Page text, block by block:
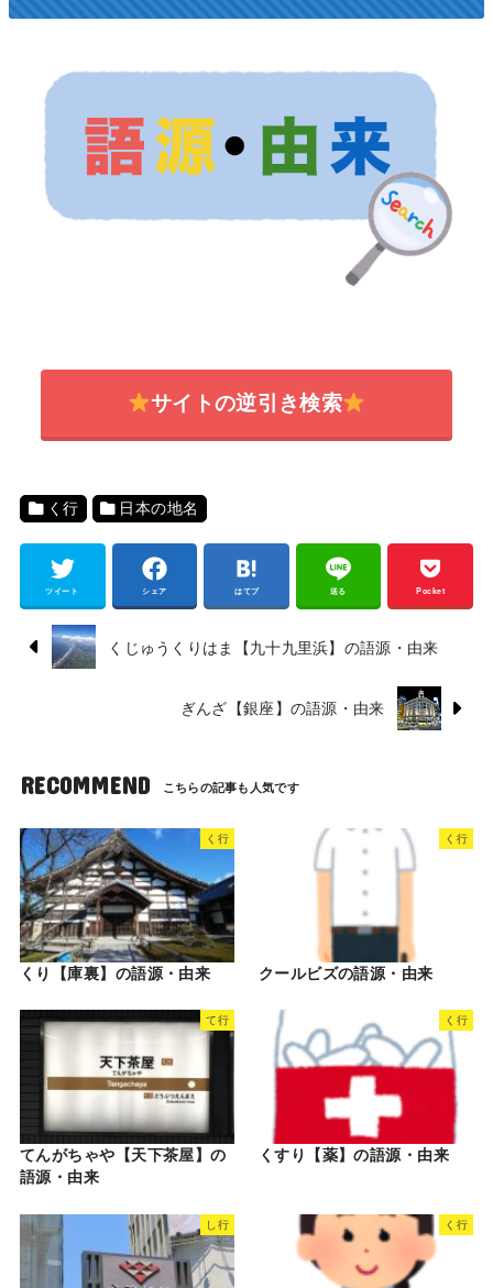
サイトの逆引き検索
く行 日本の地名
ツイート シェア はてブ 送る Pocket
くじゅうくりはま【九十九里浜】の語源・由来
ぎんざ【銀座】の語源・由来
RECOMMEND
く行
くり【庫裏】の語源・由来
く行
クールビズの語源・由来
て行
てんがちゃや【天下茶屋】の
語源・由来
く行
くすり【薬】の語源・由来
し行 く行